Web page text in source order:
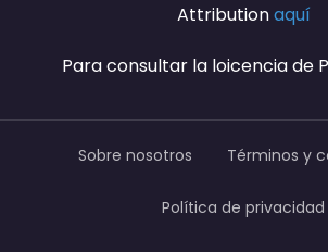
Attributionaquí
Para consultar la loicencia de
Sobre nosotros Términos y
Política de privacidad